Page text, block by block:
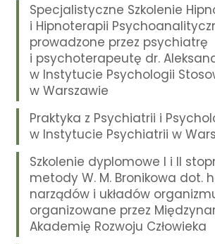
Specjalistyczne Szkolenie
i Hipnoterapii
prowadzone przez psychiatrę
i psychoterapeutę dr.
w Instytucie Psychologii
w Warszawie
Praktyka z Psychiatrii i
w Instytucie Psychiatrii w
Szkolenie dyplomowe I i II
metody W. M. Bronikowa dot.
narządów i układów
organizowane przez
Akademię Rozwoju Człowieka